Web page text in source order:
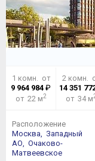
1 комн. от
9 964 984 ₽
от 22 м2
2 комн.
14 351
от 34 м
Расположение
Москва, Западный
АО, Очаково-
Матвеевское